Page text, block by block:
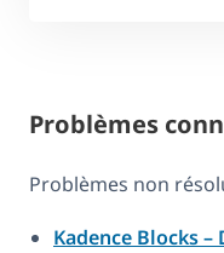
Problèmes
Problèmes non
Kadence Blocks –